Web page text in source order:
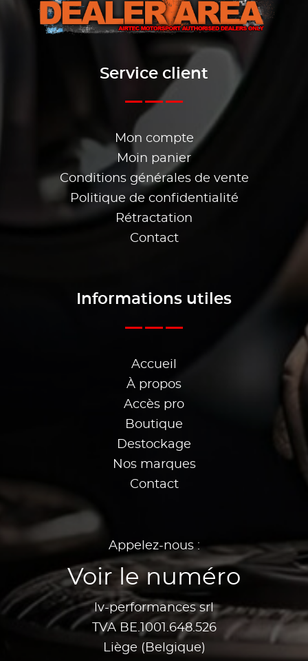
Service client
Mon compte
Moin panier
Conditions générales de vente
Politique de confidentialité
Rétractation
Contact
Informations utiles
Accueil
À propos
Accès pro
Boutique
Destockage
Nos marques
Contact
Appelez-nous :
Voir le numéro
lv-performances srl
TVA BE.1001.648.526
Liège (Belgique)